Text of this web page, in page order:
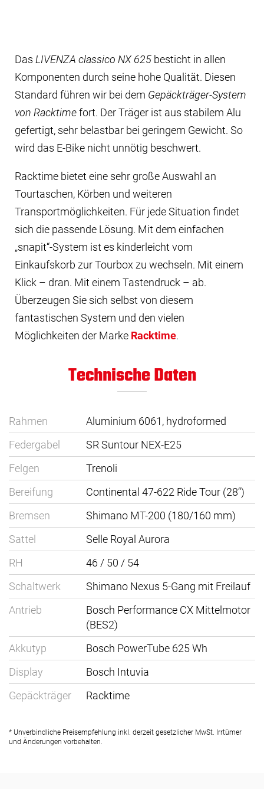
Das LIVENZA classico NX 625 besticht in allen
Komponenten durch seine hohe Qualität. Diesen
Standard führen wir bei dem Gepäckträger-System
von Racktimefort. Der Träger ist aus stabilem Alu
gefertigt, sehr belastbar bei geringem Gewicht. So
wird das E-Bike nicht unnötig beschwert.
Racktime bietet eine sehr große Auswahl an
Tourtaschen, Körben und weiteren
Transportmöglichkeiten. Für jede Situation findet
sich die passende Lösung. Mit dem einfachen
„snapit“-System ist es kinderleicht vom
Einkaufskorb zur Tourbox zu wechseln. Mit einem
Klick – dran. Mit einem Tastendruck – ab.
Überzeugen Sie sich selbst von diesem
fantastischen System und den vielen
Möglichkeiten der Marke Racktime.
Technische Daten
Rahmen
Aluminium 6061, hydroformed
Federgabel
SR Suntour NEX-E25
Felgen
Trenoli
Bereifung
Continental 47-622 Ride Tour (28“)
Bremsen
Shimano MT-200 (180/160 mm)
Sattel
Selle Royal Aurora
RH
46 / 50 / 54
Schaltwerk
Shimano Nexus 5-Gang mit Freilauf
Antrieb
Bosch Performance CX Mittelmotor
(BES2)
Akkutyp
Bosch PowerTube 625 Wh
Display
Bosch Intuvia
Gepäckträger
Racktime
* Unverbindliche Preisempfehlung inkl. derzeit gesetzlicher MwSt. Irrtümer
und Änderungen vorbehalten.